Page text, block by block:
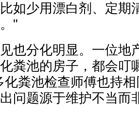
如少用漂白剂、定期
"
也分化明显。一位地
粪池的房子，都会叮
化粪池检查师傅也持
问题源于维护不当而